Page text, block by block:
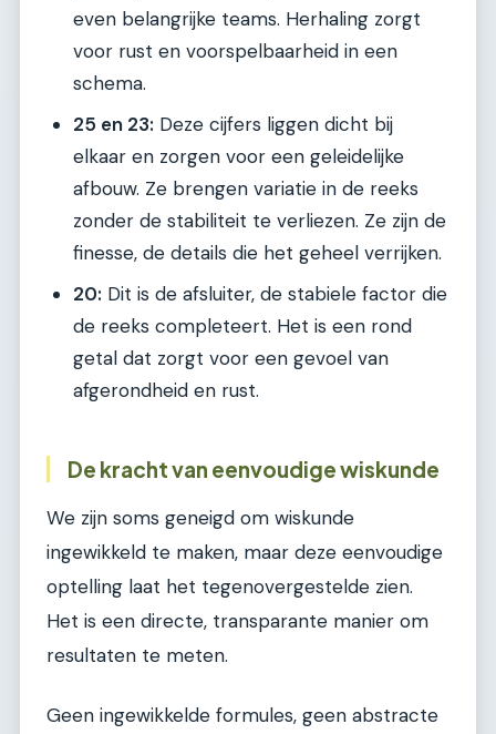
even belangrijke teams. Herhaling zorgt
voor rust en voorspelbaarheid in een
schema.
25 en 23: Deze cijfers liggen dicht bij
elkaar en zorgen voor een geleidelijke
afbouw. Ze brengen variatie in de reeks
zonder de stabiliteit te verliezen. Ze zijn de
finesse, de details die het geheel verrijken.
20: Dit is de afsluiter, de stabiele factor die
de reeks completeert. Het is een rond
getal dat zorgt voor een gevoel van
afgerondheid en rust.
De kracht van eenvoudige wiskunde
We zijn soms geneigd om wiskunde
ingewikkeld te maken, maar deze eenvoudige
optelling laat het tegenovergestelde zien.
Het is een directe, transparante manier om
resultaten te meten.
Geen ingewikkelde formules, geen abstracte